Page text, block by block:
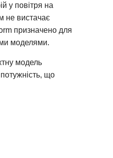
у повітря на
не вистачає
призначено для
моделями.
модель
що